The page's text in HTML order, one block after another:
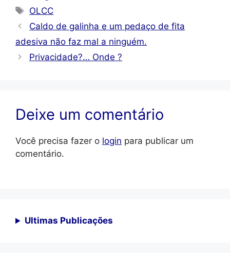
Tags
OLCC
Caldo de galinha e um pedaço de fita
adesiva não faz mal a ninguém.
Privacidade?… Onde ?
Deixe um comentário
Você precisa fazer o login para publicar um
comentário.
Ultimas Publicações